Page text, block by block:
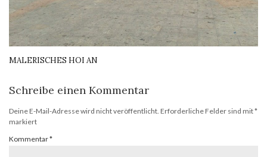
MALERISCHES HOI AN
Schreibe einen Kommentar
Deine E-Mail-Adresse wird nicht veröffentlicht. Erforderliche Felder sind mit*
markiert
Kommentar*